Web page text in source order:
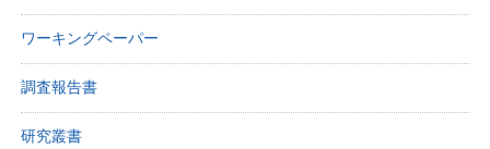
ワーキングペーパー
調査報告書
研究叢書